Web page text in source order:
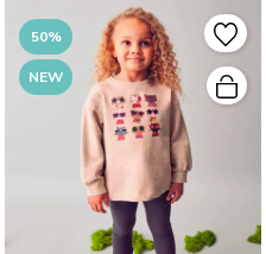
50%
NEW